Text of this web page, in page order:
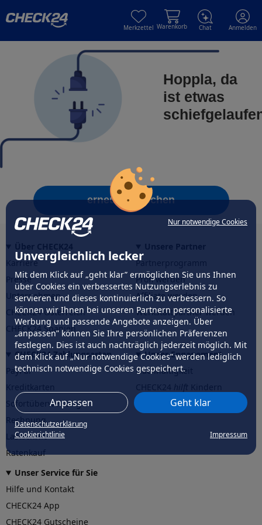
Nur notwendige Cookies
Unvergleichlich lecker
Mit dem Klick auf „geht klar” ermöglichen Sie uns Ihnen
über Cookies ein verbessertes Nutzungserlebnis zu
servieren und dieses kontinuierlich zu verbessern. So
können wir Ihnen bei unseren Partnern personalisierte
Werbung und passende Angebote anzeigen. Über
„anpassen” können Sie Ihre persönlichen Präferenzen
festlegen. Dies ist auch nachträglich jederzeit möglich. Mit
dem Klick auf „Nur notwendige Cookies” werden lediglich
technisch notwendige Cookies gespeichert.
Anpassen Geht klar
Datenschutzerklärung
Cookierichtlinie
Impressum
Merkzettel Warenkorb Chat Anmelden
Hoppla, da
ist etwas
erneut versuchen
Karriere
Presse
Unternehmen
CHECK24 Österreich
CHECK24 Spanien
Partnerprogramm
Profi werden
Affiliate werden
Werkstattpartner werden
CHECK24 Zahlungsarten
PayPal
Sofortüberweisung
Rechnung
Lastschrift
Ratenkauf
Unser Engagement
Nachhaltigkeit
CHECK24hilftder Natur
Unser Service für Sie
Hilfe und Kontakt
CHECK24 App
CHECK24 Gutscheine